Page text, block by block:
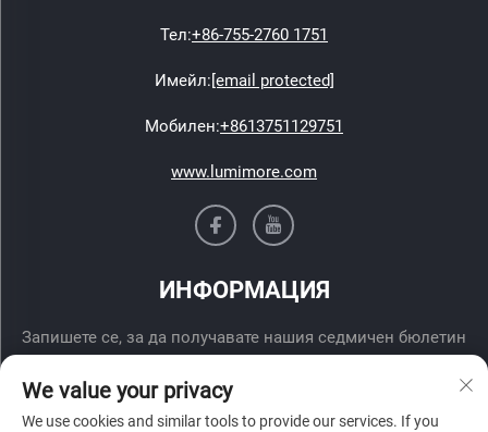
Тел:+86-755-2760 1751
Имейл:[email protected]
Мобилен:+8613751129751
www.lumimore.com
ИНФОРМАЦИЯ
Запишете се, за да получавате нашия седмичен бюлетин
We value your privacy
We use cookies and similar tools to provide our services. If you